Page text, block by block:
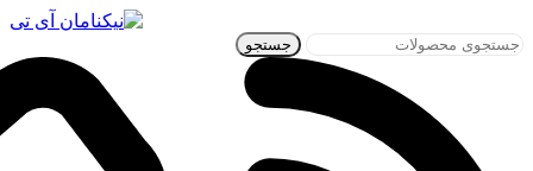
جستجو